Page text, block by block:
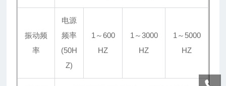
振动频
率
电源
频率
(50H
Z)
1～600
HZ
1～3000
HZ
1～5000
HZ